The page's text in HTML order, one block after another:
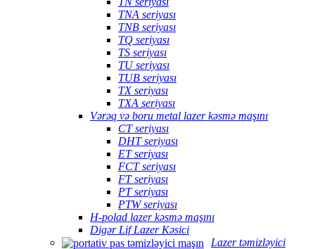
TNA seriyası
TNB seriyası
TQ seriyası
TS seriyası
TU seriyası
TUB seriyası
TX seriyası
TXA seriyası
Vərəq və boru metal lazer kəsmə maşını
CT seriyası
DHT seriyası
ET seriyası
FCT seriyası
FT seriyası
PT seriyası
PTW seriyası
H-polad lazer kəsmə maşını
Digər Lif Lazer Kəsici
Lazer təmizləyici